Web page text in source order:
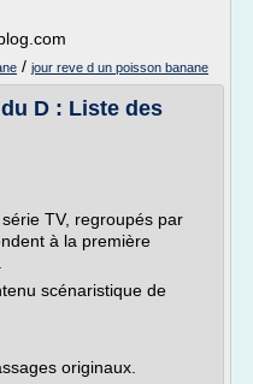
/ jour reve d un poisson banane
D : Liste des
TV, regroupés par
à la première
scénaristique de
originaux.